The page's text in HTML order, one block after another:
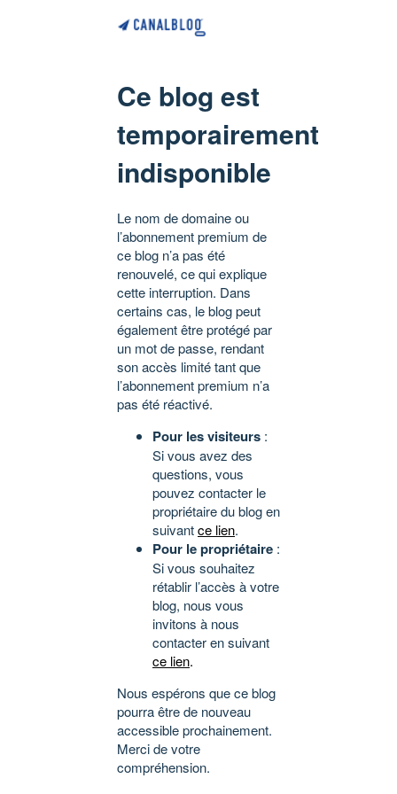
Ce blog est
temporairement
indisponible
Le nom de domaine ou
l’abonnement premium de
ce blog n’a pas été
renouvelé, ce qui explique
cette interruption. Dans
certains cas, le blog peut
également être protégé par
un mot de passe, rendant
son accès limité tant que
l’abonnement premium n’a
pas été réactivé.
Pour les visiteurs :
Si vous avez des
questions, vous
pouvez contacter le
propriétaire du blog en
suivantce lien.
Pour le propriétaire :
Si vous souhaitez
rétablir l’accès à votre
blog, nous vous
invitons à nous
contacter en suivant
ce lien.
Nous espérons que ce blog
pourra être de nouveau
accessible prochainement.
Merci de votre
compréhension.